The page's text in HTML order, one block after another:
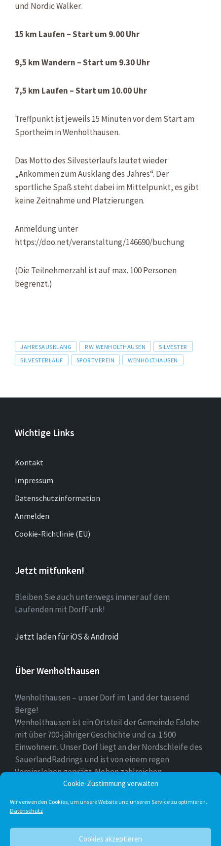
Cookie-Zustimmung verwalten
Wir verwenden Cookies, um unsere Website und unseren Service zu optimieren.
Datenschutz
Cookies akzeptieren
und Nordic Walker.
15 km Laufen – Start um 9.00 Uhr
9,5 km Wandern – Start um 9.30 Uhr
7,5 km Laufen – Start um 10.00 Uhr
Treffpunkt ist jeweils 15 Minuten vor dem Start am
Sportheim in Wenholthausen.
Das Motto des Silvesterlaufs lautet wieder
„Ankommen zum Ausklang des Jahres“. Der
sportliche Spaß steht dabei im Mittelpunkt, es gibt
keine Zeitnahme und Platzierungen.
Anmeldung unter
https://doo.net/veranstaltung/146690/buchung
(Die Teilnehmerzahl ist auf max. 100 Personen
begrenzt.)
Tags
JAHRESAUSKLANG RW WENHOLTHAUSEN
SILVESTER
SILVESTERLAUF
SPORTVEREIN WENHOLTHAUSEN
Wichtige Links
Kontakt
Impressum
Datenschutzinformation
Anmelden
Cookie-Richtlinie (EU)
Jetzt mitfunken!
Bleiben Sie auch unterwegs immer auf dem
Laufenden mit DorfFunk!
Jetzt laden für iOS & Android
Über Wenholthausen
Wenholthausen – unser Dorf im Land der tausend
Berge!
Wenholthausen ist ein Ortsteil der Gemeinde Eslohe
mit über 700-jähriger Geschichte und ca. 1.500
Einwohnern. Unser Dorf liegt an der Nordschleife des
SauerlandRadrings und ist von einem regen
Vereinsleben geprägt. Neben zahlreichen
Freizeitmöglichkeiten ist unser Ort für sein
Facebook Twitter